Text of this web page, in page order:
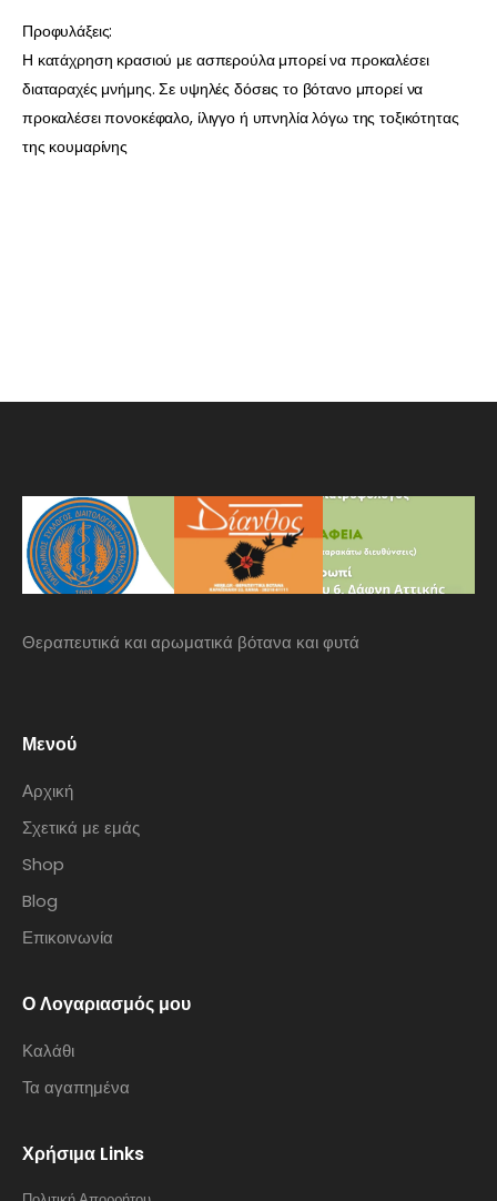
Προφυλάξεις:
Η κατάχρηση κρασιού με ασπερούλα μπορεί να προκαλέσει
διαταραχές μνήμης. Σε υψηλές δόσεις το βότανο μπορεί να
προκαλέσει πονοκέφαλο, ίλιγγο ή υπνηλία λόγω της τοξικότητας
της κουμαρίνης
Θεραπευτικά και αρωματικά βότανα και φυτά
Μενού
Αρχική
Σχετικά με εμάς
Shop
Blog
Επικοινωνία
Ο Λογαριασμός μου
Καλάθι
Τα αγαπημένα
Χρήσιμα Links